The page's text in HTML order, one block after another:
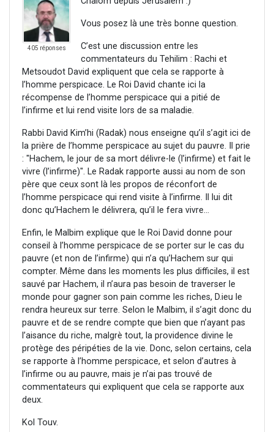
405 réponses
Vous posez là une très bonne question.
C’est une discussion entre les
commentateurs du Tehilim : Rachi et
Metsoudot David expliquent que cela se rapporte à
l’homme perspicace. Le Roi David chante ici la
récompense de l’homme perspicace qui a pitié de
l’infirme et lui rend visite lors de sa maladie.
Rabbi David Kim’hi (Radak) nous enseigne qu’il s’agit ici de
la prière de l’homme perspicace au sujet du pauvre. Il prie
: "Hachem, le jour de sa mort délivre-le (l’infirme) et fait le
vivre (l’infirme)". Le Radak rapporte aussi au nom de son
père que ceux sont là les propos de réconfort de
l’homme perspicace qui rend visite à l’infirme. Il lui dit
donc qu’Hachem le délivrera, qu’il le fera vivre...
Enfin, le Malbim explique que le Roi David donne pour
conseil à l’homme perspicace de se porter sur le cas du
pauvre (et non de l’infirme) qui n’a qu’Hachem sur qui
compter. Même dans les moments les plus difficiles, il est
sauvé par Hachem, il n’aura pas besoin de traverser le
monde pour gagner son pain comme les riches, D.ieu le
rendra heureux sur terre. Selon le Malbim, il s’agit donc du
pauvre et de se rendre compte que bien que n’ayant pas
l’aisance du riche, malgrè tout, la providence divine le
protège des péripéties de la vie. Donc, selon certains, cela
se rapporte à l’homme perspicace, et selon d’autres à
l’infirme ou au pauvre, mais je n’ai pas trouvé de
commentateurs qui expliquent que cela se rapporte aux
deux.
Kol Touv.